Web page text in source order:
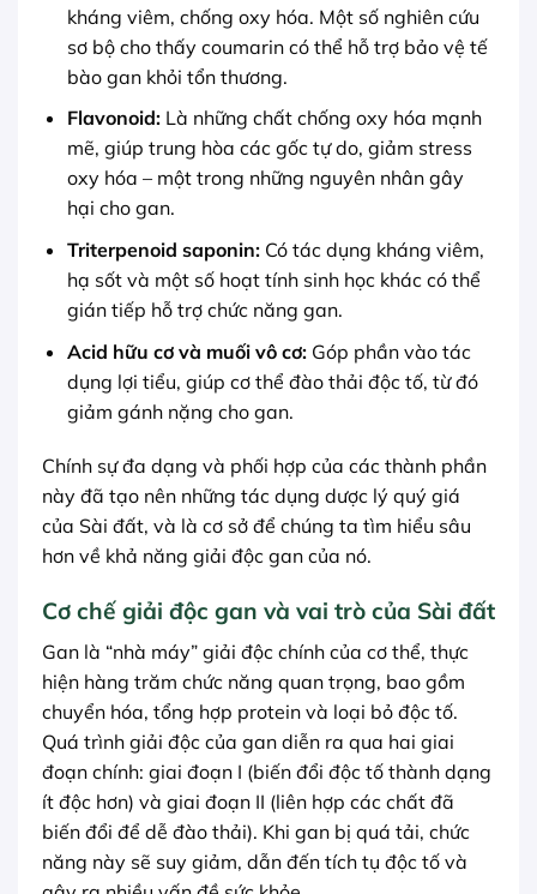
kháng viêm, chống oxy hóa. Một số nghiên cứu
sơ bộ cho thấy coumarin có thể hỗ trợ bảo vệ tế
bào gan khỏi tổn thương.
Flavonoid:Là những chất chống oxy hóa mạnh
mẽ, giúp trung hòa các gốc tự do, giảm stress
oxy hóa – một trong những nguyên nhân gây
hại cho gan.
Triterpenoid saponin:Có tác dụng kháng viêm,
hạ sốt và một số hoạt tính sinh học khác có thể
gián tiếp hỗ trợ chức năng gan.
Acid hữu cơ và muối vô cơ:Góp phần vào tác
dụng lợi tiểu, giúp cơ thể đào thải độc tố, từ đó
giảm gánh nặng cho gan.
Chính sự đa dạng và phối hợp của các thành phần
này đã tạo nên những tác dụng dược lý quý giá
của Sài đất, và là cơ sở để chúng ta tìm hiểu sâu
hơn về khả năng giải độc gan của nó.
Cơ chế giải độc gan và vai trò của Sài đất
Gan là “nhà máy” giải độc chính của cơ thể, thực
hiện hàng trăm chức năng quan trọng, bao gồm
chuyển hóa, tổng hợp protein và loại bỏ độc tố.
Quá trình giải độc của gan diễn ra qua hai giai
đoạn chính: giai đoạn I (biến đổi độc tố thành dạng
ít độc hơn) và giai đoạn II (liên hợp các chất đã
biến đổi để dễ đào thải). Khi gan bị quá tải, chức
năng này sẽ suy giảm, dẫn đến tích tụ độc tố và